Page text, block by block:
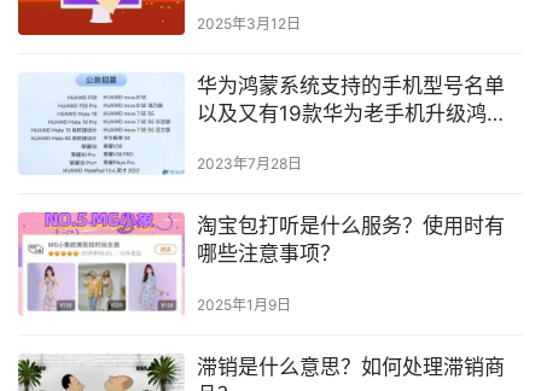
2025年3月12日
华为鸿蒙系统支持的手机型号名单
以及又有19款华为老手机升级鸿蒙
2023年7月28日
淘宝包打听是什么服务？使用时有
哪些注意事项？
2025年1月9日
滞销是什么意思？如何处理滞销商